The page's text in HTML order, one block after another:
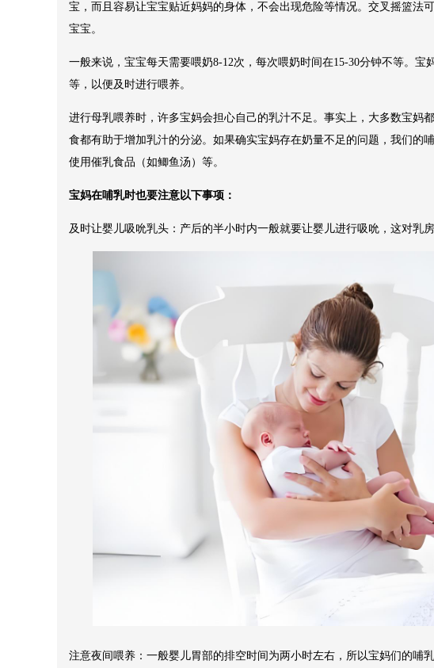
宝，而且容易让宝宝贴近妈妈的身体，不会出现危险等情况。交叉摇篮法
宝宝。
一般来说，宝宝每天需要喂奶8-12次，每次喂奶时间在15-30分钟不等。
等，以便及时进行喂养。
进行母乳喂养时，许多宝妈会担心自己的乳汁不足。事实上，大多数宝妈
食都有助于增加乳汁的分泌。如果确实宝妈存在奶量不足的问题，我们的
使用催乳食品（如鲫鱼汤）等。
宝妈在哺乳时也要注意以下事项：
及时让婴儿吸吮乳头：产后的半小时内一般就要让婴儿进行吸吮，这对乳
注意夜间喂养：一般婴儿胃部的排空时间为两小时左右，所以宝妈们的哺